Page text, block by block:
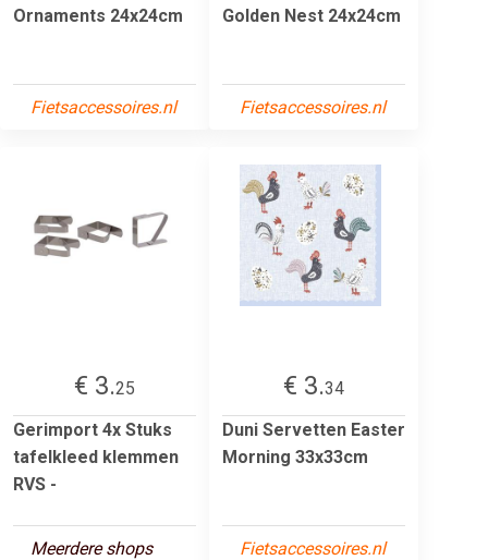
Ornaments 24x24cm
Fietsaccessoires.nl
Golden Nest 24x24cm
Fietsaccessoires.nl
€ 3.25
Gerimport 4x Stuks
tafelkleed klemmen
RVS -
Meerdere shops
€ 3.34
Duni Servetten Easter
Morning 33x33cm
Fietsaccessoires.nl